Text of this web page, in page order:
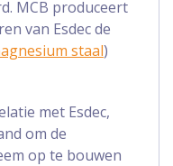
MCB produceert
van Esdec de
staal)
met Esdec,
om de
op te bouwen